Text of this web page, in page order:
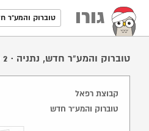
גורו
טוברוק והמע"ר חדש, נתניה ·
2
קבוצת רפאל
טוברוק והמע"ר חדש